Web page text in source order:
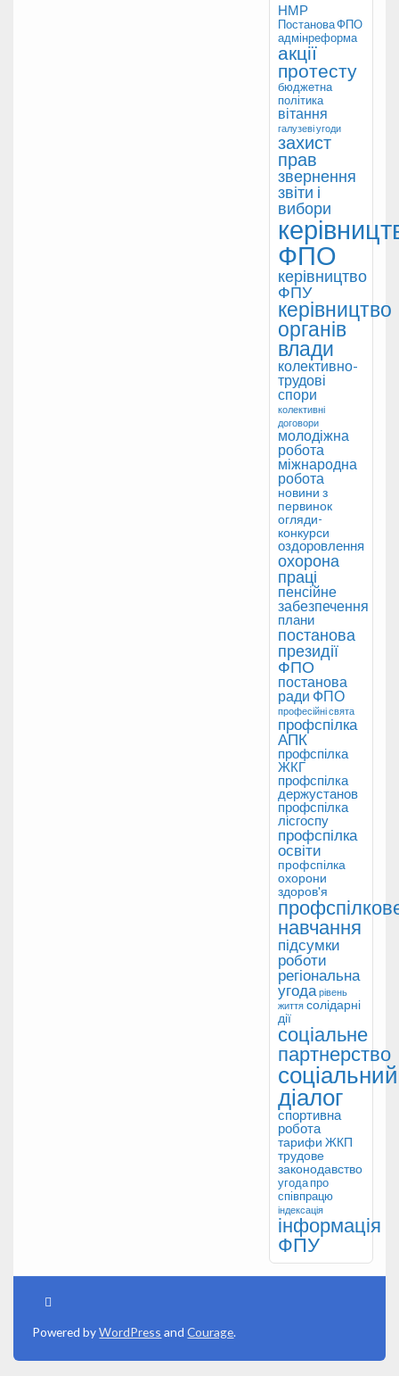
НМР
Постанова ФПО
адмінреформа
акції
протесту
бюджетна
політика
вітання
галузеві угоди
захист
прав
звернення
звіти і
вибори
ФПО
керівництво
ФПУ
керівництво
органів
влади
колективно-
трудові
спори
колективні
договори
молодіжна
робота
міжнародна
робота
новини з
первинок
огляди-
конкурси
оздоровлення
охорона
праці
пенсійне
забезпечення
плани
постанова
президії
ФПО
постанова
ради ФПО
професійні свята
профспілка
АПК
профспілка
ЖКГ
профспілка
держустанов
профспілка
лісгоспу
профспілка
освіти
профспілка
охорони
здоров'я
навчання
підсумки
роботи
регіональна
угода рівень
життя солідарні
дії
соціальне
партнерство
соціальний
діалог
спортивна
робота
тарифи ЖКП
трудове
законодавство
угода про
співпрацю
індексація
інформація
ФПУ
Powered byWordPress andCourage.